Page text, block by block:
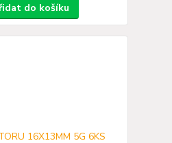
do košíku